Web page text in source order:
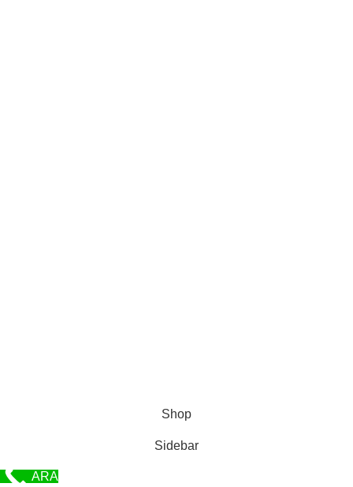
Shop
Sidebar
ARA